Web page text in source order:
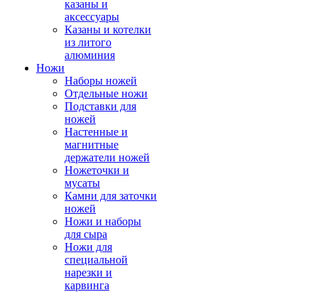
казаны и
аксессуары
Казаны и котелки
из литого
алюминия
Ножи
Наборы ножей
Отдельные ножи
Подставки для
ножей
Настенные и
магнитные
держатели ножей
Ножеточки и
мусаты
Камни для заточки
ножей
Ножи и наборы
для сыра
Ножи для
специальной
нарезки и
карвинга